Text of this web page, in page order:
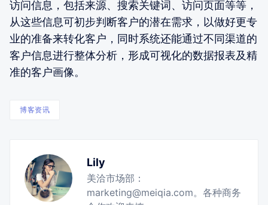
访问信息，包括来源、搜索关键词、访问页面等等，
从这些信息可初步判断客户的潜在需求，以做好更专
业的准备来转化客户，同时系统还能通过不同渠道的
客户信息进行整体分析，形成可视化的数据报表及精
准的客户画像。
博客资讯
Lily
美洽市场部：
marketing@meiqia.com。各种商务